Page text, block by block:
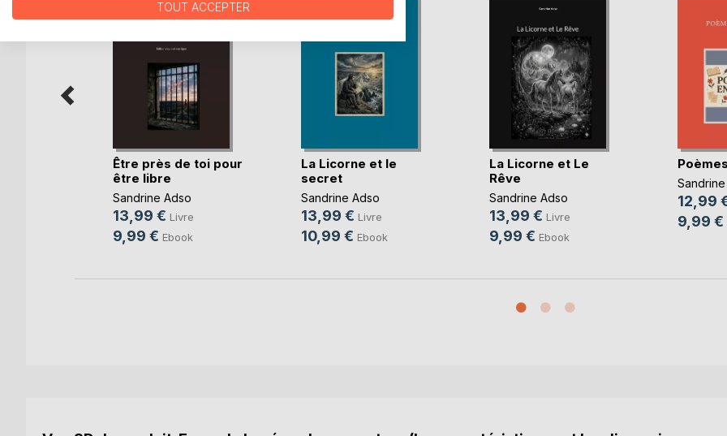
Être près de toi pour
être libre
Sandrine Adso
13,99 € Livre
9,99 € Ebook
La Licorne et le
secret
Sandrine Adso
13,99 € Livre
10,99 € Ebook
La Licorne et Le
Rêve
Sandrine Adso
13,99 € Livre
9,99 € Ebook
12,99
9,99 €
TOUT ACCEPTER